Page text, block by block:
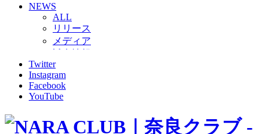
NEWS
ALL
リリース
メディア
グッズ
ファンコミュニティ
普及・育成
ホームタウン
その他
Twitter
Instagram
Facebook
YouTube